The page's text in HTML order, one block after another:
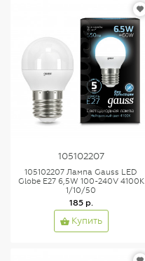
105102207
105102207 Лампа Gauss LED
Globe E27 6,5W 100-240V 4100K
1/10/50
185 р.
Купить